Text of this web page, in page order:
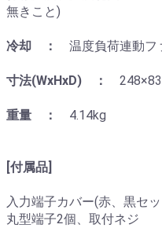
無きこと)
冷却 ： 温度負荷連動フ
寸法(WxHxD) ：
重量 ： 4.14kg
[付属品]
入力端子カバー(赤、黒セッ
丸型端子2個、取付ネジ